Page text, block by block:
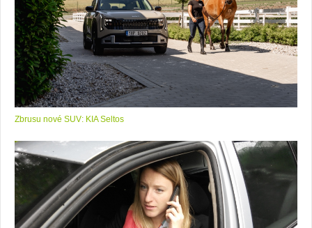
Zbrusu nové SUV: KIA Seltos